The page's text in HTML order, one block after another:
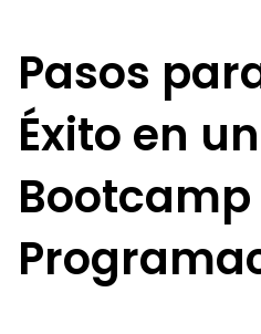
Pasos
Éxito en un
Bootcamp